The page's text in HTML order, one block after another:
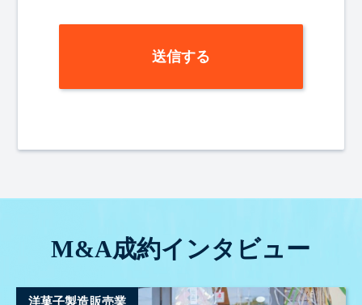
M&A成約インタビュー
洋菓子製造販売業